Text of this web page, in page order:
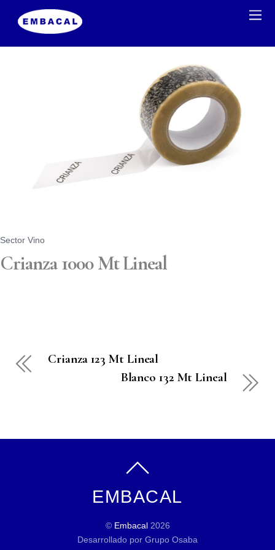
Sector Vino
Crianza 1000 Mt Lineal
Crianza 123 Mt Lineal
Blanco 132 Mt Lineal
EMBACAL
© Embacal2026
Desarrollado por Grupo Osaba